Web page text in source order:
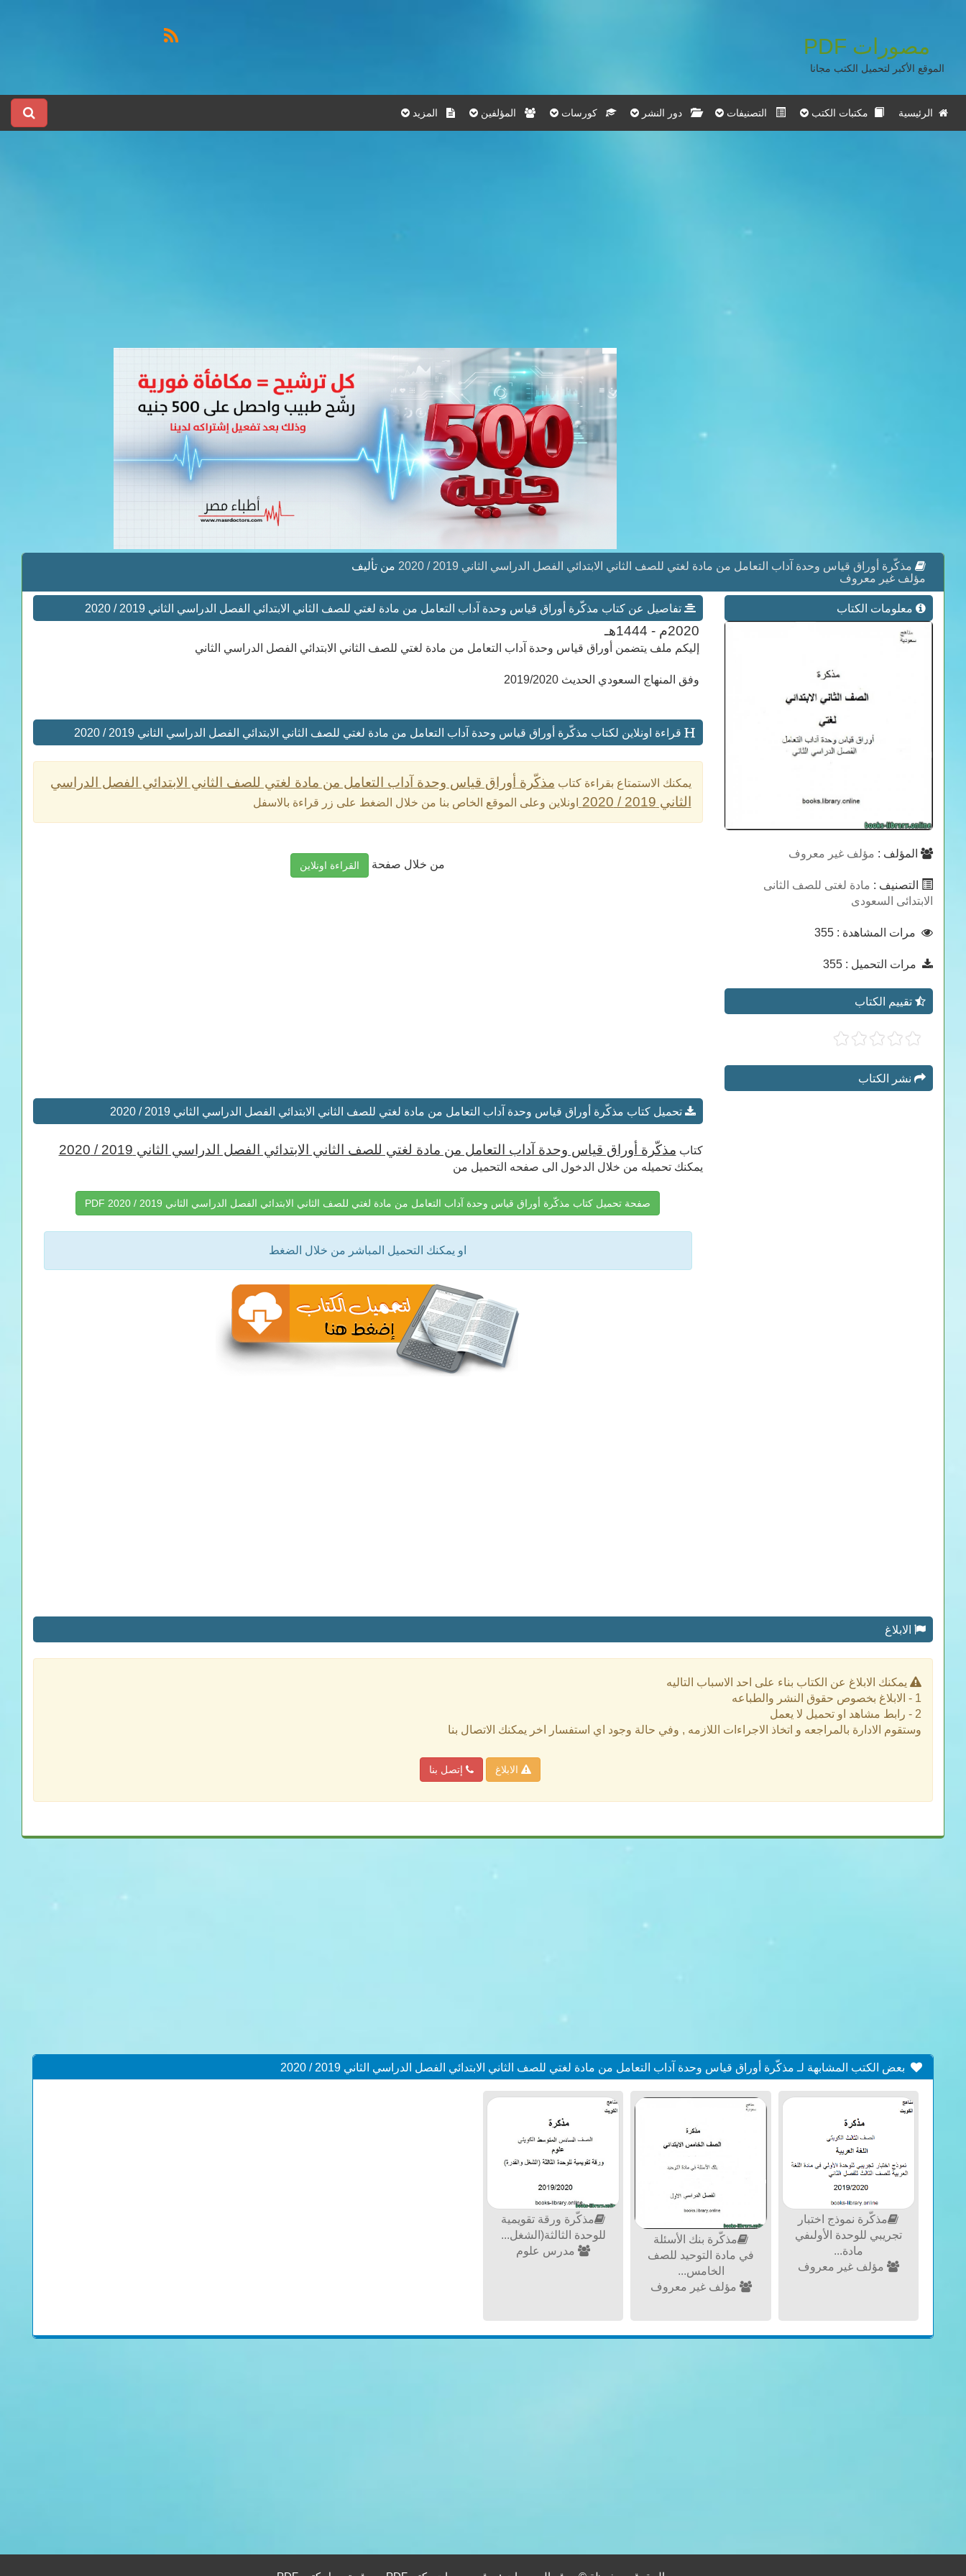
مصورات PDF
الموقع الأكبر لتحميل الكتب مجانا
الرئيسية مكتبات الكتب التصنيفات دور النشر كورسات المؤلفين المزيد
مذكّرة أوراق قياس وحدة آداب التعامل من مادة لغتي للصف الثاني الابتدائي الفصل الدراسي الثاني 2019 / 2020
من تأليف
مؤلف غير معروف
معلومات الكتاب
المؤلف : مؤلف غير معروف
التصنيف : مادة لغتى للصف الثانى
الابتدائى السعودى
مرات المشاهدة : 355
مرات التحميل : 355
تقييم الكتاب
نشر الكتاب
تفاصيل عن كتاب مذكّرة أوراق قياس وحدة آداب التعامل من مادة لغتي للصف الثاني الابتدائي الفصل الدراسي الثاني 2019 / 2020
2020م - 1444هـ
إليكم ملف يتضمن أوراق قياس وحدة آداب التعامل من مادة لغتي للصف الثاني الابتدائي الفصل الدراسي الثاني
وفق المنهاج السعودي الحديث 2019/2020
قراءة اونلاين لكتاب مذكّرة أوراق قياس وحدة آداب التعامل من مادة لغتي للصف الثاني الابتدائي الفصل الدراسي الثاني 2019 / 2020
يمكنك الاستمتاع بقراءة كتاب مذكّرة أوراق قياس وحدة آداب التعامل من مادة لغتي للصف الثاني الابتدائي الفصل الدراسي
الثاني 2019 / 2020
اونلاين وعلى الموقع الخاص بنا من خلال الضغط على زر قراءة بالاسفل
من خلال صفحة القراءة اونلاين
تحميل كتاب مذكّرة أوراق قياس وحدة آداب التعامل من مادة لغتي للصف الثاني الابتدائي الفصل الدراسي الثاني 2019 / 2020
كتاب مذكّرة أوراق قياس وحدة آداب التعامل من مادة لغتي للصف الثاني الابتدائي الفصل الدراسي الثاني 2019 / 2020
يمكنك تحميله من خلال الدخول الى صفحه التحميل من
صفحة تحميل كتاب مذكّرة أوراق قياس وحدة آداب التعامل من مادة لغتي للصف الثاني الابتدائي الفصل الدراسي الثاني 2019 / 2020 PDF
او يمكنك التحميل المباشر من خلال الضغط
الابلاغ
يمكنك الابلاغ عن الكتاب بناء على احد الاسباب التاليه
1 - الابلاغ بخصوص حقوق النشر والطباعه
2 - رابط مشاهد او تحميل لا يعمل
وستقوم الادارة بالمراجعه و اتخاذ الاجراءات اللازمه , وفي حالة وجود اي استفسار اخر يمكنك الاتصال بنا
الابلاغ إتصل بنا
بعض الكتب المشابهة لـ مذكّرة أوراق قياس وحدة آداب التعامل من مادة لغتي للصف الثاني الابتدائي الفصل الدراسي الثاني 2019 / 2020
مذكّرة نموذج اختبار
تجريبي للوحدة الأولىفي
مادة...
مؤلف غير معروف
مذكّرة بنك الأسئلة
في مادة التوحيد للصف
الخامس...
مؤلف غير معروف
مذكّرة ورقة تقويمية
للوحدة الثالثة(الشغل...
مدرس علوم